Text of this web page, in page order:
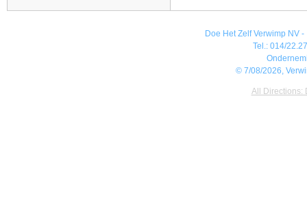
Doe Het Zelf Verwimp NV
Tel.: 014/
© 7/08/2026,
All Directions: